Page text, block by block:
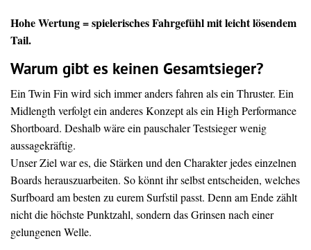
Hohe Wertung = spielerisches Fahrgefühl mit leicht lösendem
Tail.
Warum gibt es keinen Gesamtsieger?
Ein Twin Fin wird sich immer anders fahren als ein Thruster. Ein
Midlength verfolgt ein anderes Konzept als ein High Performance
Shortboard. Deshalb wäre ein pauschaler Testsieger wenig
aussagekräftig.
Unser Ziel war es, die Stärken und den Charakter jedes einzelnen
Boards herauszuarbeiten. So könnt ihr selbst entscheiden, welches
Surfboard am besten zu eurem Surfstil passt. Denn am Ende zählt
nicht die höchste Punktzahl, sondern das Grinsen nach einer
gelungenen Welle.